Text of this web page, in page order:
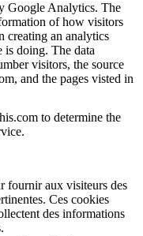
Google Analytics. The
of how visitors
creating an analytics
is doing. The data
visitors, the source
and the pages visted in
to determine the
fournir aux visiteurs des
Ces cookies
des informations